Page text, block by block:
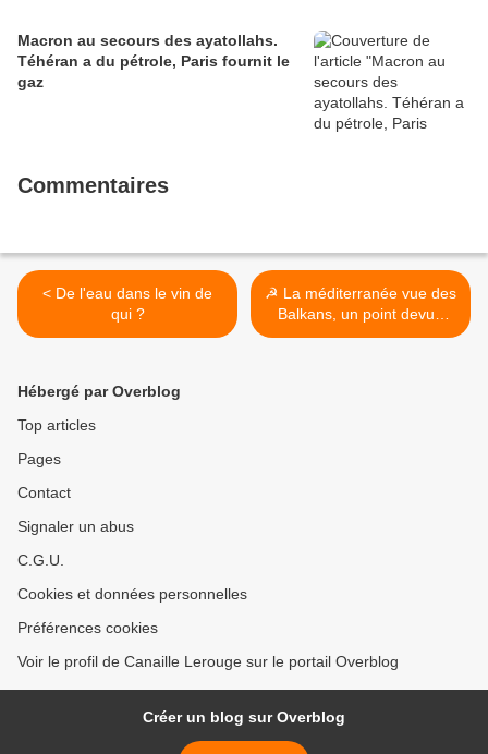
Macron au secours des ayatollahs.
Téhéran a du pétrole, Paris fournit le
gaz
Commentaires
< De l'eau dans le vin de
qui ?
☭ La méditerranée vue des
Balkans, un point devue
communiste >
Hébergé par Overblog
Top articles
Pages
Contact
Signaler un abus
C.G.U.
Cookies et données personnelles
Préférences cookies
Voir le profil de Canaille Lerouge sur le portail Overblog
Créer un blog sur Overblog